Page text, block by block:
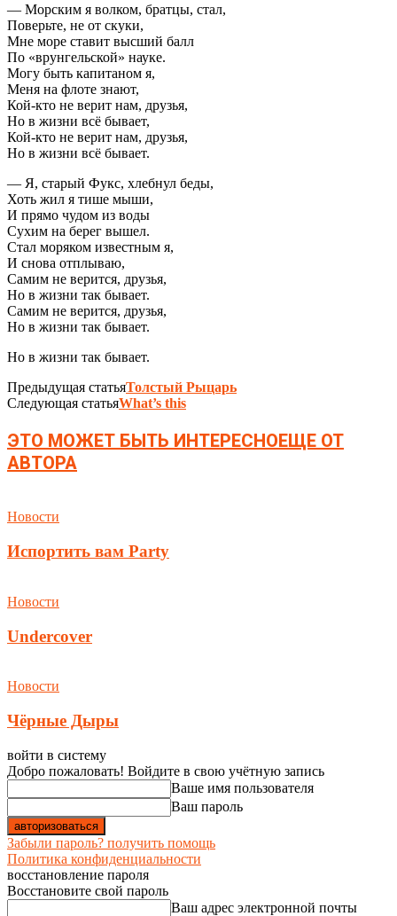
— Морским я волком, братцы, стал,
Поверьте, не от скуки,
Мне море ставит высший балл
По «врунгельской» науке.
Могу быть капитаном я,
Меня на флоте знают,
Кой-кто не верит нам, друзья,
Но в жизни всё бывает,
Кой-кто не верит нам, друзья,
Но в жизни всё бывает.
— Я, старый Фукс, хлебнул беды,
Хоть жил я тише мыши,
И прямо чудом из воды
Сухим на берег вышел.
Стал моряком известным я,
И снова отплываю,
Самим не верится, друзья,
Но в жизни так бывает.
Самим не верится, друзья,
Но в жизни так бывает.
Но в жизни так бывает.
Предыдущая статьяТолстый Рыцарь
Следующая статьяWhat’s this
ЭТО МОЖЕТ БЫТЬ ИНТЕРЕСНОЕЩЕ ОТ
АВТОРА
Новости
Испортить вам Party
Новости
Undercover
Новости
Чёрные Дыры
войти в систему
Добро пожаловать! Войдите в свою учётную запись
Ваше имя пользователя
Ваш пароль
Забыли пароль? получить помощь
Политика конфиденциальности
восстановление пароля
Восстановите свой пароль
Ваш адрес электронной почты